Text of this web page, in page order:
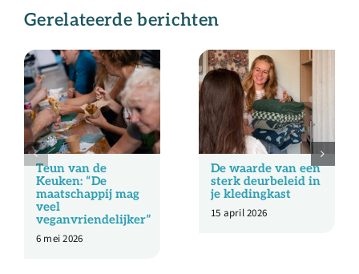
Gerelateerde berichten
Teun van de
Keuken: “De
maatschappij mag
veel
veganvriendelijker”
6 mei 2026
De waarde van een
sterk deurbeleid in
je kledingkast
15 april 2026